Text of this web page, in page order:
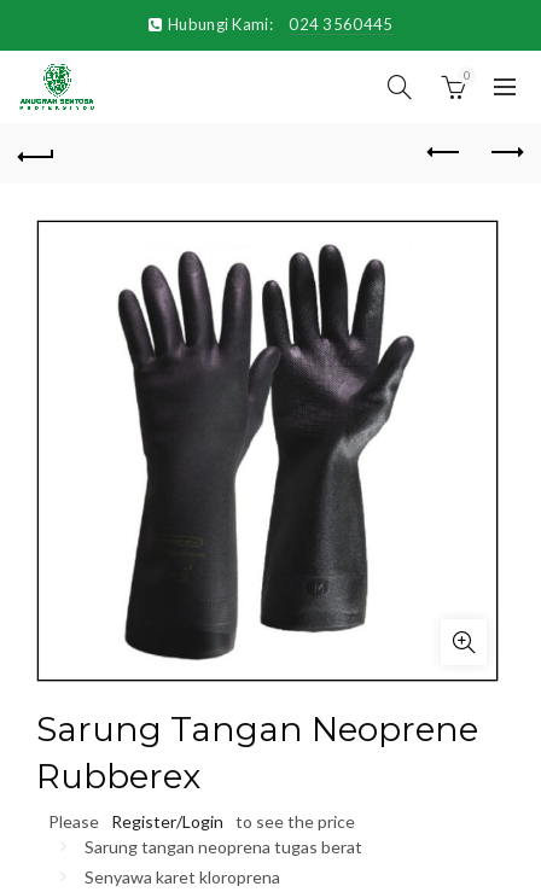
Hubungi Kami: 024 3560445
0
Sarung Tangan Neoprene
Rubberex
Please Register/Login
to see the price
Sarung tangan neoprena tugas berat
Senyawa karet kloroprena